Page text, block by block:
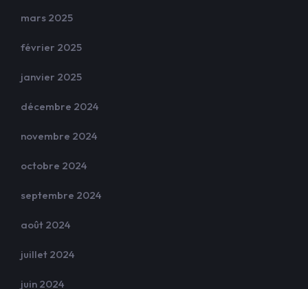
mars 2025
février 2025
janvier 2025
décembre 2024
novembre 2024
octobre 2024
septembre 2024
août 2024
juillet 2024
juin 2024